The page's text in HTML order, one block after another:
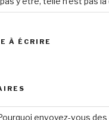
À ÉCRIRE
envoyez-vous des